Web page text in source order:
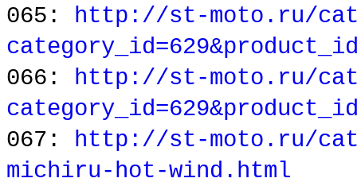
065: http://st-moto.ru/
066: http://st-moto.ru/
067: http://st-moto.ru/
michiru-hot-wind.html